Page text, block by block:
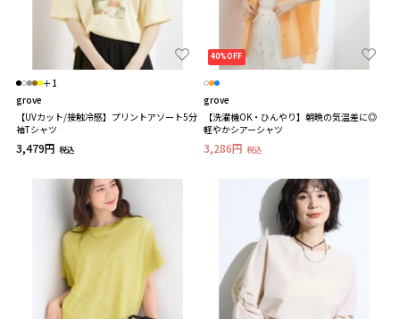
＋1
grove
【UVカット/接触冷感】プリントアソート5分
袖Tシャツ
3,479円 税込
40%OFF
grove
【洗濯機OK・ひんやり】朝晩の気温差に◎
軽やかシアーシャツ
3,286円 税込